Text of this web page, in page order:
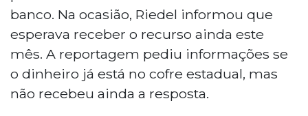
banco. Na ocasião, Riedel informou que
esperava receber o recurso ainda este
mês. A reportagem pediu informações se
o dinheiro já está no cofre estadual, mas
não recebeu ainda a resposta.